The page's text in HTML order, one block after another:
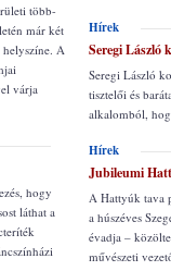
több-
már két
helyszíne. A
várja
hogy
láthat a
Hírek
Seregi László
Seregi László
tisztelői és
alkalomból,
Hírek
Jubileumi
A Hattyúk tava
a húszéves
évadja –
művészeti